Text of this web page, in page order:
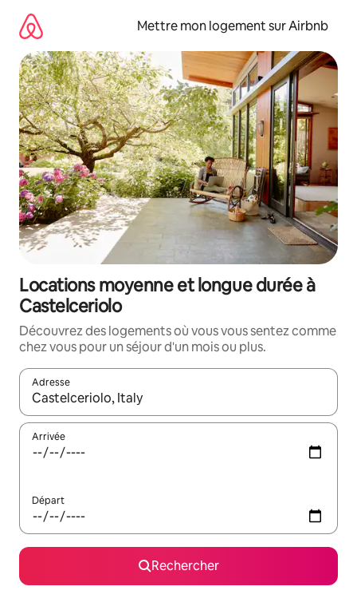
directement
contenu
Mettre mon logement sur Airbnb
Locations moyenne et longue durée à
Castelceriolo
Découvrez des logements où vous vous sentez comme
chez vous pour un séjour d'un mois ou plus.
Adresse
Lorsque les résultats s'affichent, utilisez les flèches vers le
Arrivée
Départ
Rechercher